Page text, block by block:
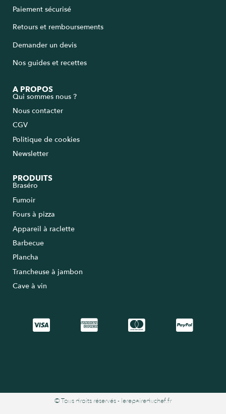
Paiement sécurisé
Retours et remboursements
Demander un devis
Nos guides et recettes
A PROPOS
Qui sommes nous ?
Nous contacter
CGV
Politique de cookies
Newsletter
PRODUITS
Braséro
Fumoir
Fours à pizza
Appareil à raclette
Barbecue
Plancha
Trancheuse à jambon
Cave à vin
© Tous droits réservés - lerepaireduchef.fr